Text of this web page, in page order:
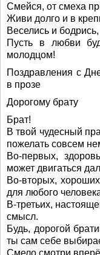
Смейся, от смеха
Живи долго и в
Веселись и
Пусть в любви
молодцом!
Поздравления с
в прозе
Дорогому брату
Брат!
В твой чудесный
пожелать совсем
Во-первых,
может двигаться
Во-вторых,
для любого
В-третьих,
смысл.
Будь, дорогой
ты сам себе
Смело смотри